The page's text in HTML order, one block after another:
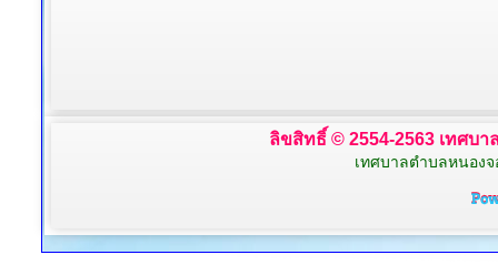
ลิขสิทธิ์ © 2554-2563 เทศบ
เทศบาลตำบลหนองจ